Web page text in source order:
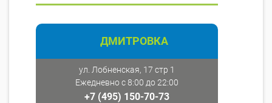
ДМИТРОВКА
ул. Лобненская, 17 стр 1
Ежедневно с 8:00 до 22:00
+7 (495) 150-70-73